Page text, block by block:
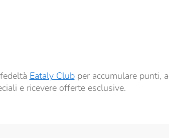
Eataly Clubper accumulare punti,
e ricevere offerte esclusive.